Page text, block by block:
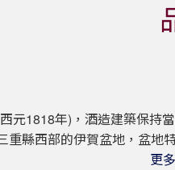
元1818年)，酒造建築保持
重縣西部的伊賀盆地，盆地
更